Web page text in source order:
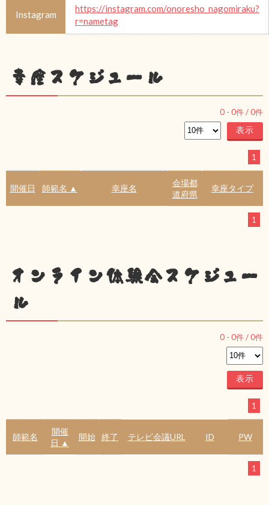
Instagram
https://instagram.com/onoresho_nagomiraku?
r=nametag
幸座スケジュール
0 - 0件 /0件
1
開催日 師範名 ▲ 幸座名
会場都
道府県
幸座タイプ
1
オンライン体験会スケジュー
ル
0 - 0件 /0件
1
師範名
開催
日 ▲
開始 終了 テレビ会議URL ID PW
1